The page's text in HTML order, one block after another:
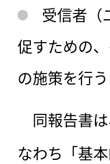
受信者（
促すための
の施策を行う
同報告書
なわち「基